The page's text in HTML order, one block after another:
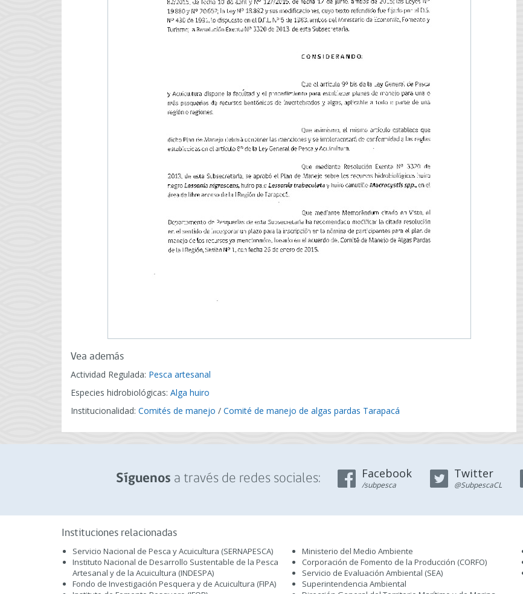
Vea además
Actividad Regulada: Pesca artesanal
Especies hidrobiológicas: Alga huiro
Institucionalidad: Comités de manejo / Comité de manejo de algas pardas Tarapacá
Síguenos a través de redes sociales: Facebook
/subpesca
Twitter
@SubpescaCL
Instituciones relacionadas
Servicio Nacional de Pesca y Acuicultura (SERNAPESCA)
Instituto Nacional de Desarrollo Sustentable de la Pesca
Artesanal y de la Acuicultura (INDESPA)
Fondo de Investigación Pesquera y de Acuicultura (FIPA)
Ministerio del Medio Ambiente
Corporación de Fomento de la Producción (CORFO)
Servicio de Evaluación Ambiental (SEA)
Superintendencia Ambiental